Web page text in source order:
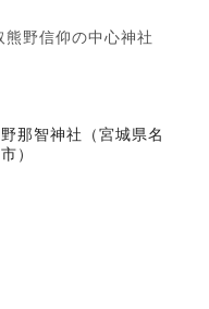
熊野信仰の中心神社
那智神社（宮城県名
）